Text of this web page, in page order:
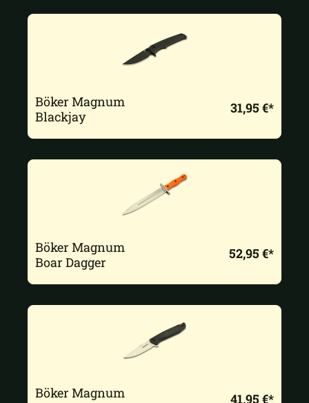
Böker Magnum
Blackjay
31,95 €*
Böker Magnum
Boar Dagger
52,95 €*
Böker Magnum
41,95 €*